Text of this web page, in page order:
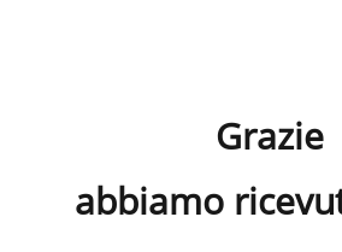
Grazie
abbiamo